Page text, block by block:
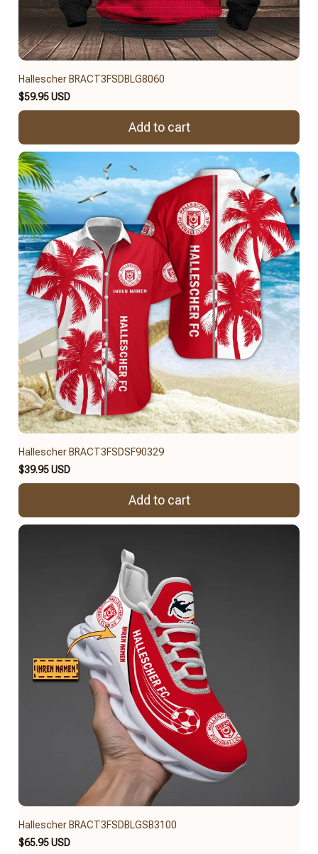
Hallescher BRACT3FSDBLG8060
$59.95 USD
Add to cart
Hallescher BRACT3FSDSF90329
$39.95 USD
Add to cart
Hallescher BRACT3FSDBLGSB3100
$65.95 USD